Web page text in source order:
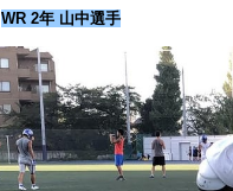
WR 2年 山中選手